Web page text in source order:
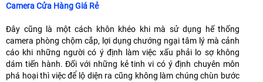
Camera Cửa Hàng Giá Rẻ
Đây cũng là một cách khôn khéo khi mà sử dụng hế thống
camera phòng chộm cắp, lợi dụng chướng ngại tâm lý mà cảnh
cáo khi những người có ý định làm việc xấu phải lo sợ không
dám tiến hành. Đối với những kẻ tinh vi có ý định chuyên môn
phá hoại thì việc để lộ diện ra cũng không làm chúng chùn bước